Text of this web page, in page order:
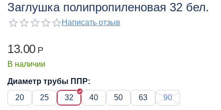
Заглушка полипропиленовая 32 бел.
Написать отзыв
13.00 Р
В наличии
Диаметр трубы ППР:
20
25 32 40 50 63 90